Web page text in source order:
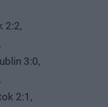
2:2,
3:0,
2:1,